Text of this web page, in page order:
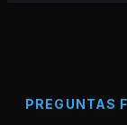
PREGUNTAS